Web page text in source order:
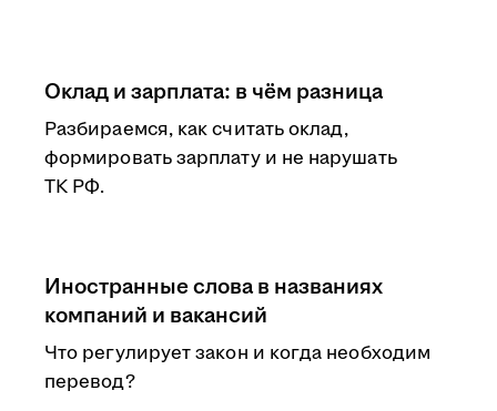
Оклад и зарплата: в чём разница
Разбираемся, как считать оклад,
формировать зарплату и не нарушать
ТК РФ.
Иностранные слова в названиях
компаний и вакансий
Что регулирует закон и когда необходим
перевод?